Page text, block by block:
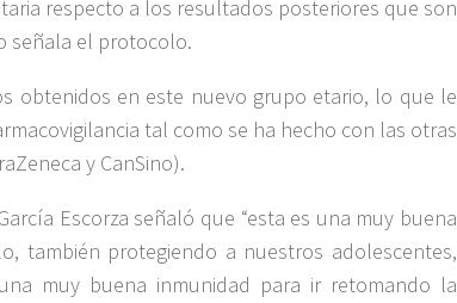
respecto a los resultados posteriores que son
señala el protocolo.
obtenidos en este nuevo grupo etario, lo que le
tal como se ha hecho con las otras
y CanSino).
Escorza señaló que “esta es una muy buena
también protegiendo a nuestros adolescentes,
muy buena inmunidad para ir retomando la